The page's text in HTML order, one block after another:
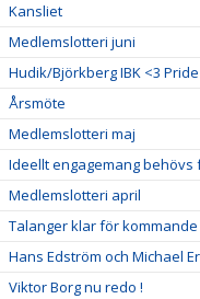
Kansliet
Medlemslotteri juni
Hudik/Björkberg IBK <3
Årsmöte
Medlemslotteri maj
Ideellt engagemang
Medlemslotteri april
Talanger klar för
Hans Edström och Michael
Viktor Borg nu redo !